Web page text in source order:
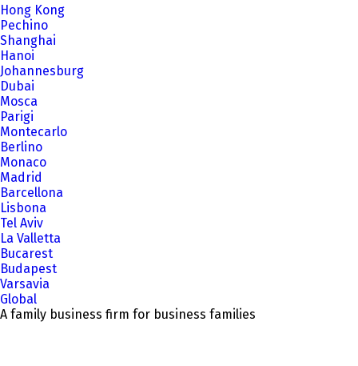
Hong Kong
Pechino
Shanghai
Hanoi
Johannesburg
Dubai
Mosca
Parigi
Montecarlo
Berlino
Monaco
Madrid
Barcellona
Lisbona
Tel Aviv
La Valletta
Bucarest
Budapest
Varsavia
Global
A family business firm for business families